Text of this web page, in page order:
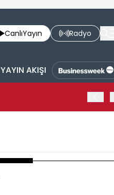
CanlıYayın Radyo
YAYIN AKIŞI